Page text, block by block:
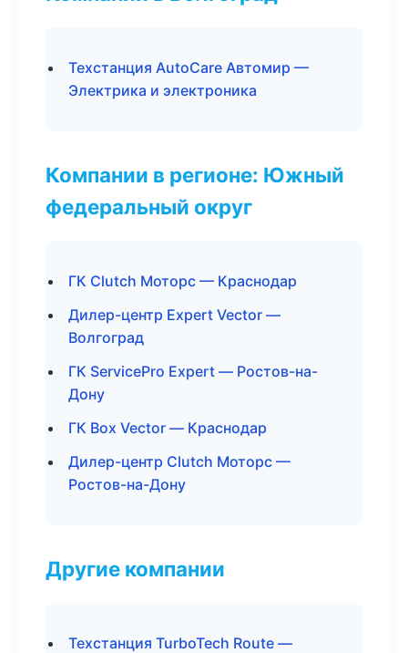
Техстанция AutoCare Автомир —
Электрика и электроника
Компании в регионе: Южный
федеральный округ
ГК Clutch Моторс — Краснодар
Дилер-центр Expert Vector —
Волгоград
ГК ServicePro Expert — Ростов-на-
Дону
ГК Box Vector — Краснодар
Дилер-центр Clutch Моторс —
Ростов-на-Дону
Другие компании
Техстанция TurboTech Route —